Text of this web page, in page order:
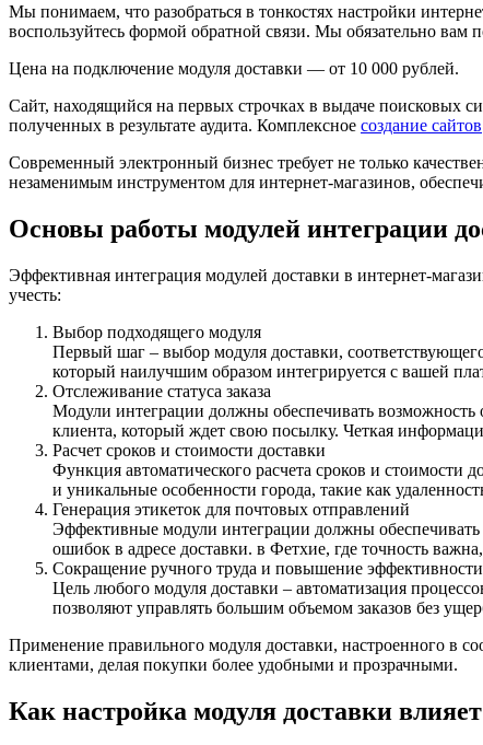
Мы понимаем, что разобраться в тонкостях настройки
воспользуйтесь формой обратной связи. Мы обязательно вам
Цена на подключение модуля доставки — от 10 000 рублей.
Сайт, находящийся на первых строчках в выдаче поисковых
полученных в результате аудита. Комплексное создание сайтов
Современный электронный бизнес требует не только
незаменимым инструментом для интернет-магазинов,
Основы работы модулей интеграции
Эффективная интеграция модулей доставки в интернет-
учесть:
Выбор подходящего модуля
Первый шаг – выбор модуля доставки,
который наилучшим образом интегрируется с вашей
Отслеживание статуса заказа
Модули интеграции должны обеспечивать возможность
клиента, который ждет свою посылку. Четкая
Расчет сроков и стоимости доставки
Функция автоматического расчета сроков и стоимости
и уникальные особенности города, такие как
Генерация этикеток для почтовых отправлений
Эффективные модули интеграции должны
ошибок в адресе доставки. в Фетхие, где точность
Сокращение ручного труда и повышение эффективности
Цель любого модуля доставки – автоматизация
позволяют управлять большим объемом заказов без
Применение правильного модуля доставки, настроенного в
клиентами, делая покупки более удобными и прозрачными.
Как настройка модуля доставки